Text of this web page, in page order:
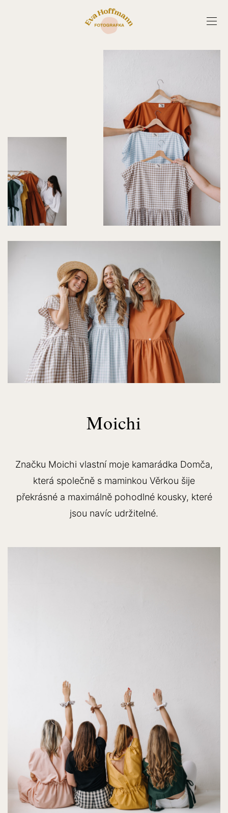
Moichi
Značku Moichi vlastní moje kamarádka Domča,
která společně s maminkou Věrkou šije
překrásné a maximálně pohodlné kousky, které
jsou navíc udržitelné.